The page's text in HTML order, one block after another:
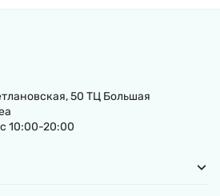
50 ТЦ Большая
10:00-20:00